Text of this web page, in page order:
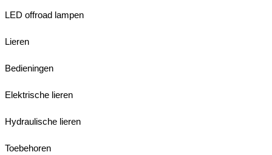
LED offroad lampen
Lieren
Bedieningen
Elektrische lieren
Hydraulische lieren
Toebehoren